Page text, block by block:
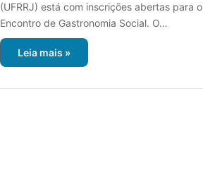
(UFRRJ) está com inscrições abertas para o
Encontro de Gastronomia Social. O…
Leia mais »